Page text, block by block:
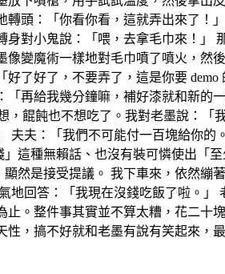
頭：「你看你看，這就弄出來了！
對小鬼說：「喂，去拿毛巾來！」
變魔術一樣地對毛巾噴了噴火，然
了好了，不要弄了，這是你要
再給我幾分鐘嘛，補好漆就和新的
餛飩也不想吃了。我對老墨說：「
夫：「我們不可能付一百塊給你
這種無賴話、也沒有裝可憐使出「
然是接受提議。 我下車來，依然繃
回答：「我現在沒錢吃飯了啦。
。整件事其實並不算太糟，花二十
，搞不好就和老墨有說有笑起來，